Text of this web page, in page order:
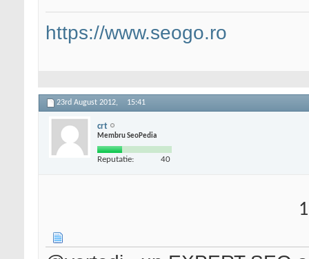
https://www.seogo.ro
23rd August 2012, 15:41
crt
Membru SeoPedia
Reputatie: 40